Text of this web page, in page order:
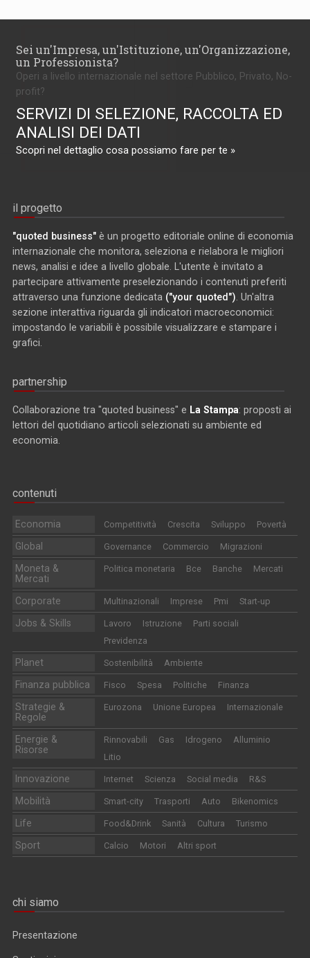
Sei un'Impresa, un'Istituzione, un'Organizzazione,
un Professionista?
Operi a livello internazionale nel settore Pubblico, Privato, No-
profit?
SERVIZI DI SELEZIONE, RACCOLTA ED
ANALISI DEI DATI
Scopri nel dettaglio cosa possiamo fare per te »
il progetto
"quoted business" è un progetto editoriale online di economia
internazionale che monitora, seleziona e rielabora le migliori
news, analisi e idee a livello globale. L'utente è invitato a
partecipare attivamente preselezionando i contenuti preferiti
attraverso una funzione dedicata ("your quoted") . Un'altra
sezione interattiva riguarda gli indicatori macroeconomici:
impostando le variabili è possibile visualizzare e stampare i
grafici.
partnership
Collaborazione tra "quoted business" e La Stampa: proposti ai
lettori del quotidiano articoli selezionati su ambiente ed
economia.
contenuti
Economia Competitività Crescita Sviluppo Povertà
Global Governance Commercio Migrazioni
Moneta &
Mercati
Politica monetaria Bce Banche Mercati
Corporate Multinazionali Imprese Pmi Start-up
Jobs & Skills Lavoro Istruzione
Parti sociali
Previdenza
Planet Sostenibilità Ambiente
Finanza pubblica Fisco Spesa Politiche Finanza
Strategie &
Regole
Eurozona Unione Europea Internazionale
Energie &
Risorse
Rinnovabili Gas Idrogeno
Alluminio
Litio
Innovazione Internet Scienza Social media R&S
Mobilità Smart-city Trasporti Auto Bikenomics
Life Food&Drink Sanità Cultura Turismo
Sport Calcio Motori Altri sport
chi siamo
Presentazione